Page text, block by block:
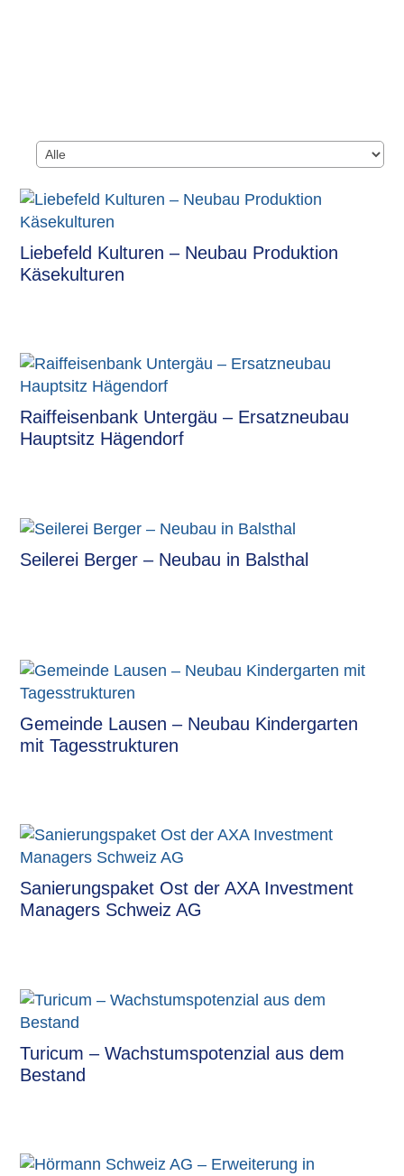
Liebefeld Kulturen – Neubau Produktion
Käsekulturen
Raiffeisenbank Untergäu – Ersatzneubau
Hauptsitz Hägendorf
Seilerei Berger – Neubau in Balsthal
Gemeinde Lausen – Neubau Kindergarten
mit Tagesstrukturen
Sanierungspaket Ost der AXA Investment
Managers Schweiz AG
Turicum – Wachstumspotenzial aus dem
Bestand